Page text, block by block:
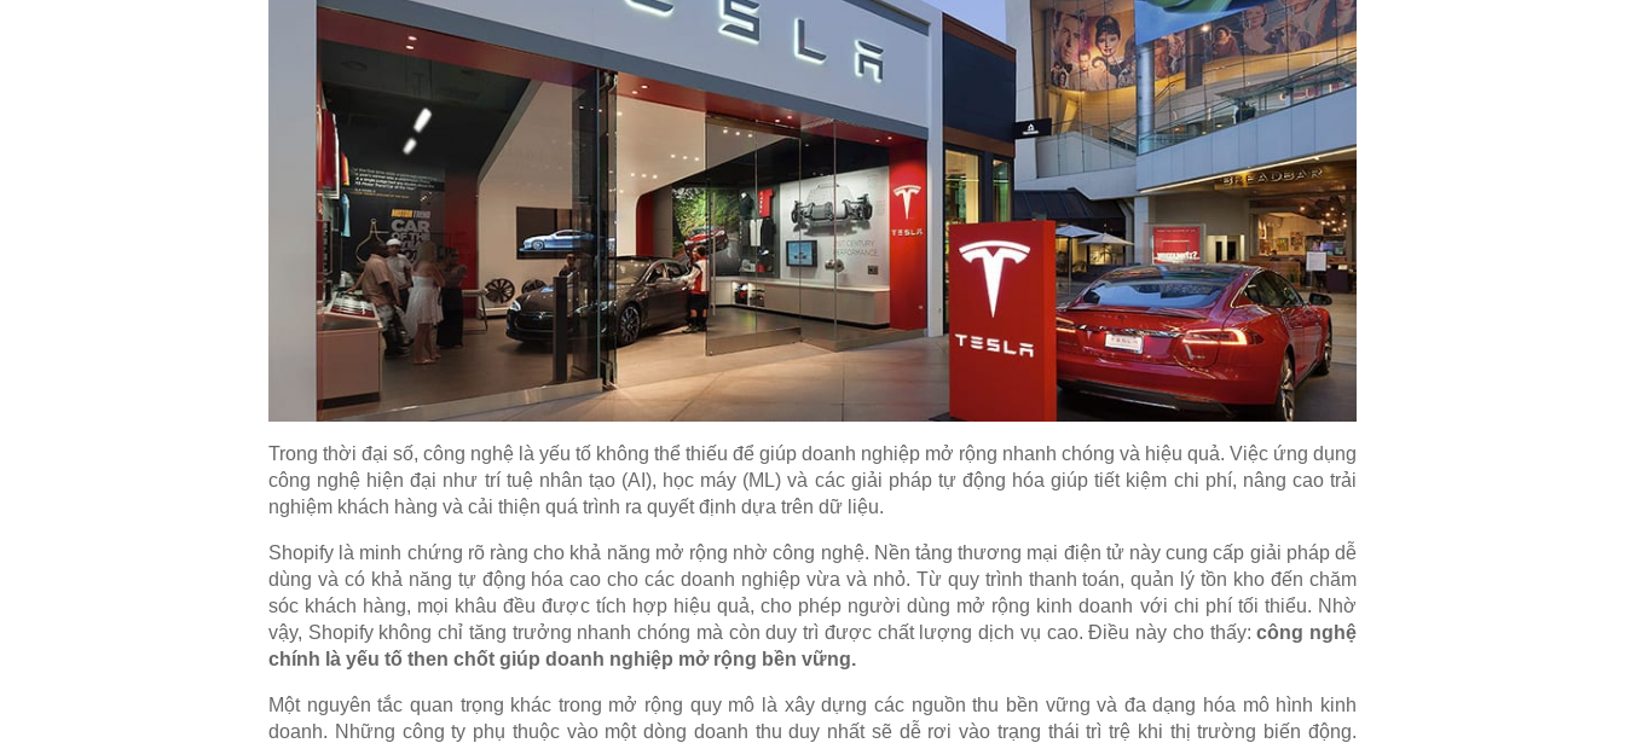
Trong thời đại số, công nghệ là yếu tố không thể thiếu để giúp doanh nghiệp mở rộng nhanh chóng và hiệu quả. Việc ứng dụng
công nghệ hiện đại như trí tuệ nhân tạo (AI), học máy (ML) và các giải pháp tự động hóa giúp tiết kiệm chi phí, nâng cao trải
nghiệm khách hàng và cải thiện quá trình ra quyết định dựa trên dữ liệu.
Shopify là minh chứng rõ ràng cho khả năng mở rộng nhờ công nghệ. Nền tảng thương mại điện tử này cung cấp giải pháp dễ
dùng và có khả năng tự động hóa cao cho các doanh nghiệp vừa và nhỏ. Từ quy trình thanh toán, quản lý tồn kho đến chăm
sóc khách hàng, mọi khâu đều được tích hợp hiệu quả, cho phép người dùng mở rộng kinh doanh với chi phí tối thiểu. Nhờ
vậy, Shopify không chỉ tăng trưởng nhanh chóng mà còn duy trì được chất lượng dịch vụ cao. Điều này cho thấy:công nghệ
chính là yếu tố then chốt giúp doanh nghiệp mở rộng bền vững.
Một nguyên tắc quan trọng khác trong mở rộng quy mô là xây dựng các nguồn thu bền vững và đa dạng hóa mô hình kinh
doanh. Những công ty phụ thuộc vào một dòng doanh thu duy nhất sẽ dễ rơi vào trạng thái trì trệ khi thị trường biến động.